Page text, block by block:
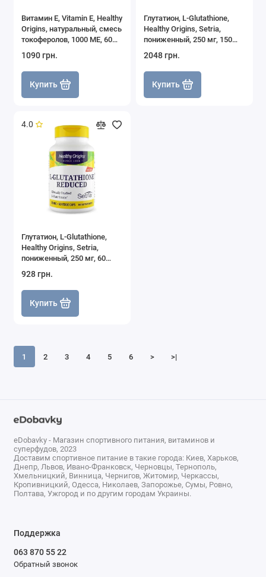
Витамин Е, Vitamin E, Healthy
Origins, натуральный, смесь
токоферолов, 1000 МЕ, 60
1090 грн.
Купить
Глутатион, L-Glutathione,
Healthy Origins, Setria,
пониженный, 250 мг, 150
2048 грн.
Купить
4.0
Глутатион, L-Glutathione,
Healthy Origins, Setria,
пониженный, 250 мг, 60
928 грн.
Купить
1 2 3 4 5 6 > >|
eDobavky - Магазин спортивного питания, витаминов и
суперфудов, 2023
Доставим спортивное питание в такие города: Киев, Харьков,
Днепр, Львов, Ивано-Франковск, Черновцы, Тернополь,
Хмельницкий, Винница, Чернигов, Житомир, Черкассы,
Кропивницкий, Одесса, Николаев, Запорожье, Сумы, Ровно,
Полтава, Ужгород и по другим городам Украины.
Поддержка
063 870 55 22
Обратный звонок